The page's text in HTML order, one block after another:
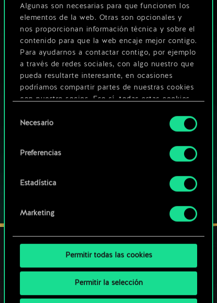
Algunas son necesarias para que funcionen los
elementos de la web. Otras son opcionales y
nos proporcionan información técnica y sobre el
contenido para que la web encaje mejor contigo.
Para ayudarnos a contactar contigo, por ejemplo
a través de redes sociales, con algo nuestro que
pueda resultarte interesante, en ocasiones
podríamos compartir partes de nuestras cookies
con nuestro socios. Eso sí, todas estas cookies
Encontrarás todos los detalles sobre nuestro uso
preferencias al respecto en el menú «Ajustes» de
deNecesario
Preferencias
Estadística
Marketing
Permitir todas las cookies
Permitir la selección
¿QUÉ TAL UNA PARTIDA DE GWENT?
JUEGA GRATIS
EN PC
Este juego ofrece la posibilidad de realizar compras dentro del
JUEGA TAMBIÉN EN:
MANTENTE CONECTADO